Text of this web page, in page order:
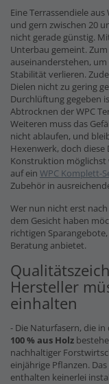
Eine Terrassendiele
und gern zwischen 20
nicht gerade günstig.
Unterbau gemeint.
auseinanderstehen,
Stabilität verlieren.
Dielen nicht zu gering
Durchlüftung gegeben
Abtrocknen der WPC
Weiteren muss das
nicht ablaufen, und
Hexenwerk, doch diese
Konstruktion möglichst
auf ein WPC Komplett-
Zubehör in
Wer nun nicht erst
dem Gesicht haben
richtigen
Beratung anbietet.
Hersteller
einhalten
- Die Naturfasern, die
100 % aus Holz
nachhaltiger
einjährige Pflanzen.
enthalten keinerlei